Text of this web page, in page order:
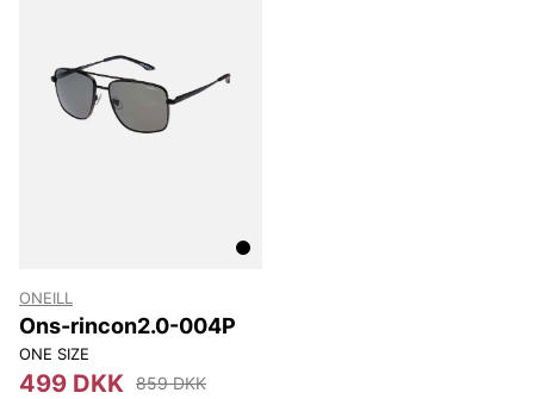
ONEILL
Ons-rincon2.0-004P
ONE SIZE
499 DKK 859 DKK